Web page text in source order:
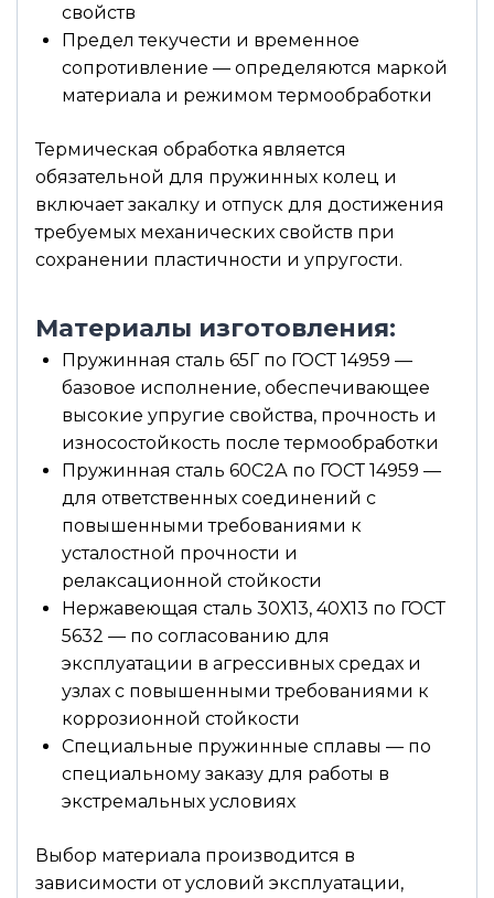
свойств
Предел текучести и временное
сопротивление — определяются маркой
материала и режимом термообработки
Термическая обработка является
обязательной для пружинных колец и
включает закалку и отпуск для достижения
требуемых механических свойств при
сохранении пластичности и упругости.
Материалы изготовления:
Пружинная сталь 65Г по ГОСТ 14959 —
базовое исполнение, обеспечивающее
высокие упругие свойства, прочность и
износостойкость после термообработки
Пружинная сталь 60С2А по ГОСТ 14959 —
для ответственных соединений с
повышенными требованиями к
усталостной прочности и
релаксационной стойкости
Нержавеющая сталь 30Х13, 40Х13 по ГОСТ
5632 — по согласованию для
эксплуатации в агрессивных средах и
узлах с повышенными требованиями к
коррозионной стойкости
Специальные пружинные сплавы — по
специальному заказу для работы в
экстремальных условиях
Выбор материала производится в
зависимости от условий эксплуатации,